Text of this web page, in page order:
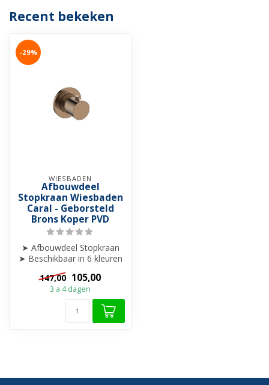
Recent bekeken
-29%
WIESBADEN
Afbouwdeel
Stopkraan Wiesbaden
Caral - Geborsteld
Brons Koper PVD
➤ Afbouwdeel Stopkraan
➤ Beschikbaar in 6 kleuren
➤ Ook te gebruiken als
Bide...
147,00 105,00
3 a 4 dagen